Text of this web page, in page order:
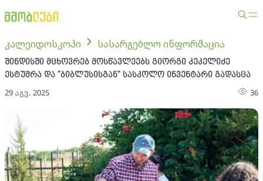
კალეიდოსკოპი სასარგებლო ინფორმაცია
შინდისში მცხოვრებ მოსწავლეებს გიორგი კეკელიძე
ესტუმრა და "ბიბლუსისგან" სასკოლო ინვენტარი გადასცა
29 აგვ. 2025 36